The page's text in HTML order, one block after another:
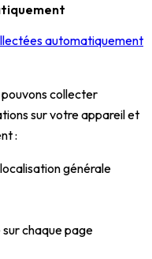
automatiquement
collecter
sur votre appareil et
:
générale
chaque page